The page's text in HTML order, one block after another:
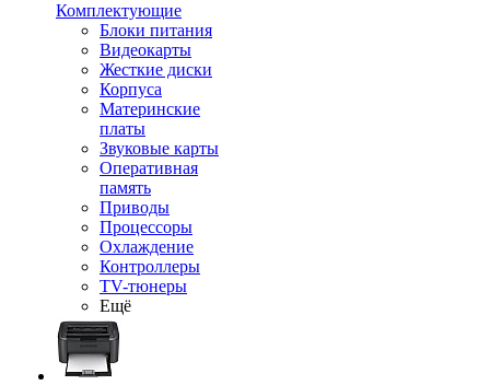
Комплектующие
Блоки питания
Видеокарты
Жесткие диски
Корпуса
Материнские
платы
Звуковые карты
Оперативная
память
Приводы
Процессоры
Охлаждение
Контроллеры
TV-тюнеры
Ещё